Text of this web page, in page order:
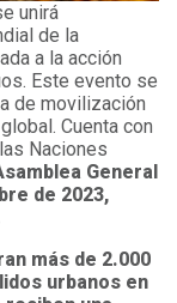
unirá
de la
a la acción
Este evento se
de movilización
Cuenta con
Naciones
General
de 2023,
más de 2.000
urbanos en